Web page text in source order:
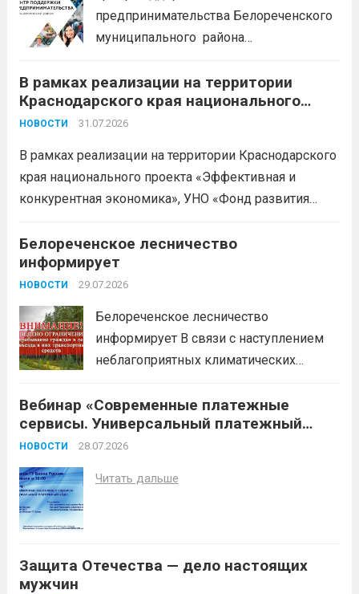
предпринимательства Белореченского
муниципального района
БЕСПЛАТНЫЕ КОНСУЛЬТАЦИИ
Бухгалтерский учет и заполнение
деклараций; Трудовое
планирование и правовое обеспечение;
Микрозаймы для предпринимателей по
низким ставкам; Единый налоговый
+79892903917 Часы работы: 08:00-17:00
Ждем Вас...
В рамках реализации на территории
Краснодарского края национального
проекта «Эффективная и конкурентная
НОВОСТИ 31.07.2026
В рамках реализации на территории Краснодарского
края национального проекта «Эффективная и
конкурентная экономика», УНО «Фонд развития
доступных мерах поддержки субъектов малого и
среднего предпринимательства и граждан,
желающих вести бизнес.
Белореченское лесничество
информирует
НОВОСТИ 29.07.2026
Белореченское лесничество
информирует В связи с наступлением
неблагоприятных климатических
воздуха, отсутствие осадков,
порывистый ветер), в целях
недопущения ухудшения лесопожарной
возникновений чрезвычайных
Вебинар «Современные платежные
сервисы. Универсальный платежный
код»
НОВОСТИ 28.07.2026
Читать дальше
Защита Отечества — дело настоящих
мужчин